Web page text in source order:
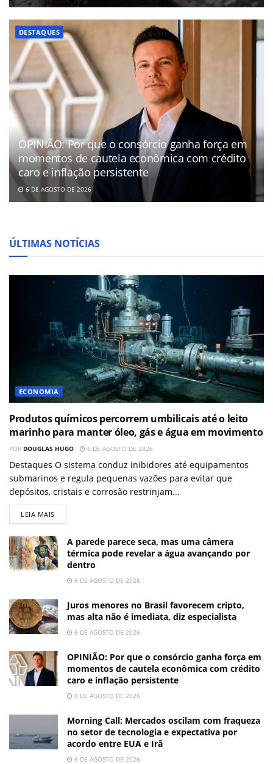
DESTAQUES
OPINIÃO: Por que o consórcio ganha força em
momentos de cautela econômica com crédito
caro e inflação persistente
6 DE AGOSTO DE 2026
ÚLTIMAS NOTÍCIAS
ECONOMIA
Produtos químicos percorrem umbilicais até o leito
marinho para manter óleo, gás e água em movimento
POR DOUGLAS HUGO 6 DE AGOSTO DE 2026
Destaques O sistema conduz inibidores até equipamentos
submarinos e regula pequenas vazões para evitar que
depósitos, cristais e corrosão restrinjam...
LEIA MAIS
A parede parece seca, mas uma câmera
térmica pode revelar a água avançando por
dentro
6 DE AGOSTO DE 2026
Juros menores no Brasil favorecem cripto,
mas alta não é imediata, diz especialista
6 DE AGOSTO DE 2026
OPINIÃO: Por que o consórcio ganha força em
momentos de cautela econômica com crédito
caro e inflação persistente
6 DE AGOSTO DE 2026
Morning Call: Mercados oscilam com fraqueza
no setor de tecnologia e expectativa por
acordo entre EUA e Irã
6 DE AGOSTO DE 2026